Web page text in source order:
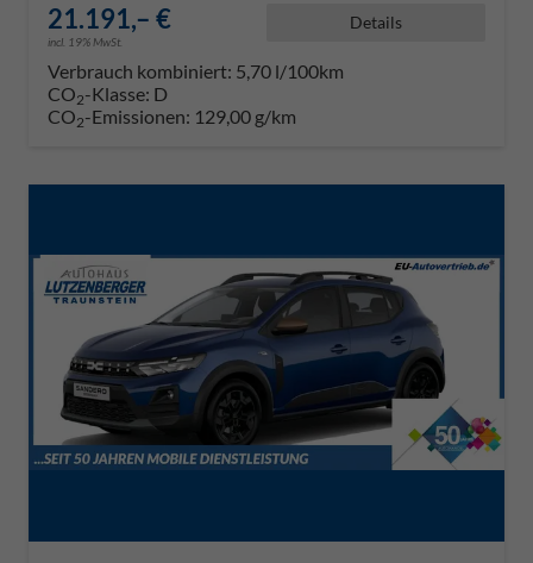
21.191,– €
incl. 19% MwSt.
Details
Verbrauch kombiniert: 5,70 l/100km
CO2-Klasse: D
CO2-Emissionen: 129,00 g/km